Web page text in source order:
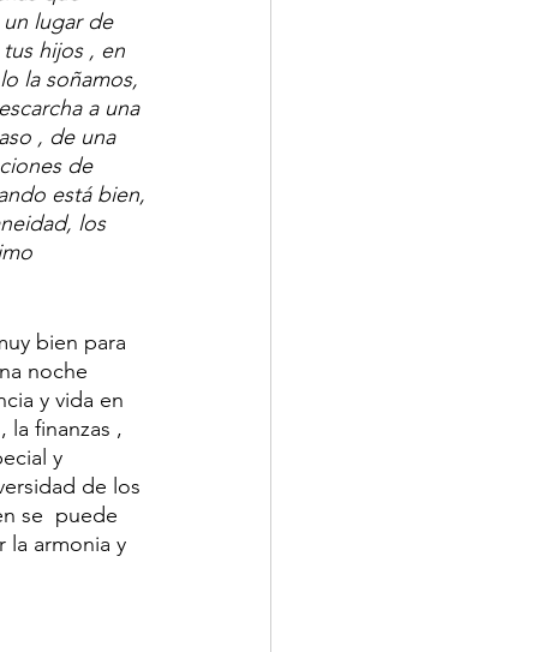
lugar de
hijos , en
la soñamos,
a una
, de una
de
está bien,
los
bien para
noche
y vida en
finanzas ,
y
de los
se  puede
la armonia y